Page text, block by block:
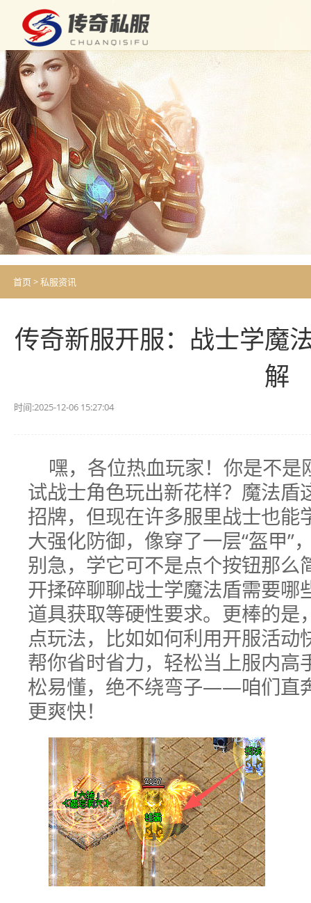
首页 >私服资讯
传奇新服开服：战士学魔
解
时间:2025-12-06 15:27:04
嘿，各位热血玩家！你是不
试战士角色玩出新花样？魔法盾
招牌，但现在许多服里战士也能
大强化防御，像穿了一层“盔甲”
别急，学它可不是点个按钮那么
开揉碎聊聊战士学魔法盾需要哪
道具获取等硬性要求。更棒的是
点玩法，比如如何利用开服活动
帮你省时省力，轻松当上服内高
松易懂，绝不绕弯子——咱们直
更爽快！